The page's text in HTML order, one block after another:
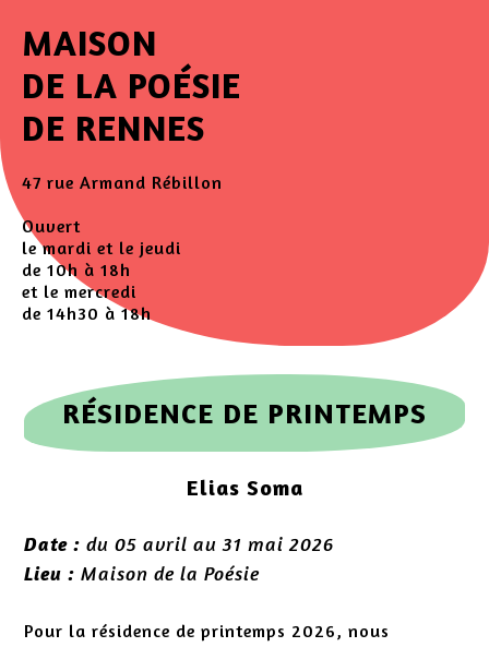
MAISON
DE LA POÉSIE
DE RENNES
47 rue Armand Rébillon
Ouvert
le mardi et le jeudi
de 10h à 18h
et le mercredi
de 14h30 à 18h
RÉSIDENCE DE PRINTEMPS
Elias Soma
Date : du 05 avril au 31 mai 2026
Lieu : Maison de la Poésie
Pour la résidence de printemps 2026, nous